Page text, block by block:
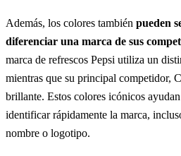
Además, los colores también pueden
diferenciar una marca de sus
marca de refrescos Pepsi utiliza un
mientras que su principal competidor,
brillante. Estos colores icónicos
identificar rápidamente la marca,
nombre o logotipo.